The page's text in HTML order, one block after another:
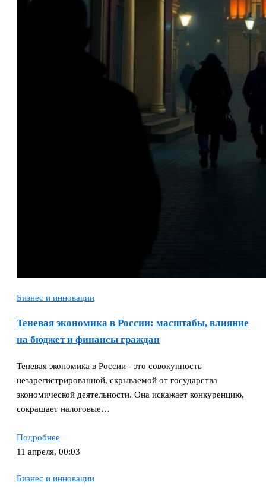
Бизнес и инновации
Теневая экономика в России: масштабы, влияние
на бюджет и финансы граждан
Теневая экономика в России - это совокупность
незарегистрированной, скрываемой от государства
экономической деятельности. Она искажает конкуренцию,
сокращает налоговые…
Подробнее
11 апреля, 00:03
Бизнес и инновации